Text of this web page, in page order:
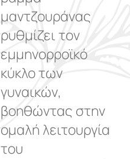
μαντζουράνας
ρυθμίζει τον
εμμηνορροϊκό
κύκλο των
γυναικών,
βοηθώντας στην
ομαλή λειτουργία
του